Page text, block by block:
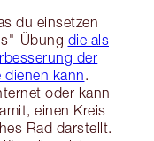
du einsetzen
Übung die als
der
dienen kann.
oder kann
einen Kreis
Rad darstellt.